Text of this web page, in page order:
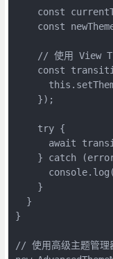
const
const
// 使用 View
const
    });
    try {
await
} catch
    }
  }
}
// 使用高级主题管理